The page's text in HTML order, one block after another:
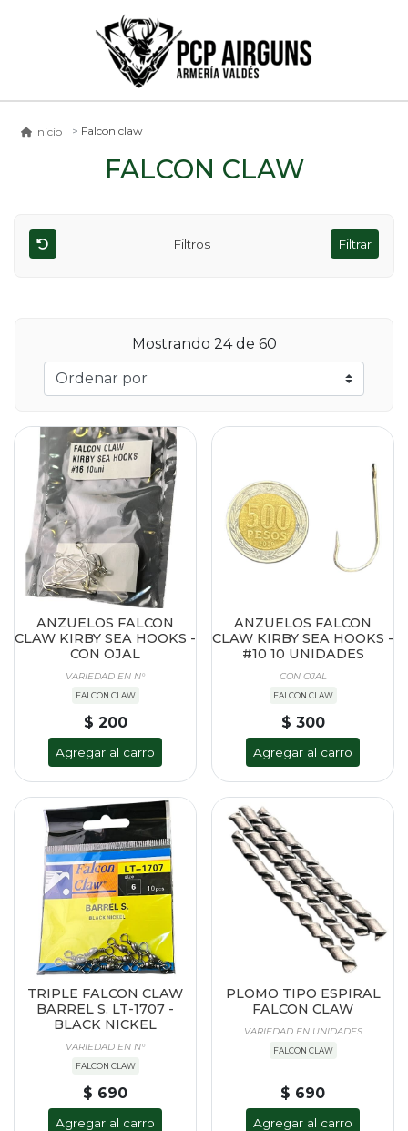
Inicio Falcon claw
FALCON CLAW
Filtros Filtrar
Mostrando 24de 60
ANZUELOS FALCON
CLAW KIRBY SEA HOOKS -
CON OJAL
VARIEDAD EN N°
FALCON CLAW
$ 200
Agregar al carro
ANZUELOS FALCON
CLAW KIRBY SEA HOOKS -
#10 10 UNIDADES
CON OJAL
FALCON CLAW
$ 300
Agregar al carro
TRIPLE FALCON CLAW
BARREL S. LT-1707 -
BLACK NICKEL
VARIEDAD EN N°
FALCON CLAW
$ 690
Agregar al carro
PLOMO TIPO ESPIRAL
FALCON CLAW
VARIEDAD EN UNIDADES
FALCON CLAW
$ 690
Agregar al carro